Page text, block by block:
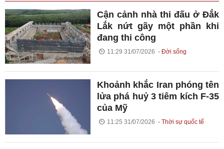
Cận cảnh nhà thi đấu ở Đắk
Lắk nứt gãy một phần khi
đang thi công
11:29 31/07/2026 Đời sống
Khoảnh khắc Iran phóng tên
lửa phá huỷ 3 tiêm kích F-35
của Mỹ
11:25 31/07/2026 Thời sự quốc tế